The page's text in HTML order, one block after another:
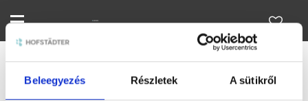
Beleegyezés Részletek A sütikről
Márkáink Dekor